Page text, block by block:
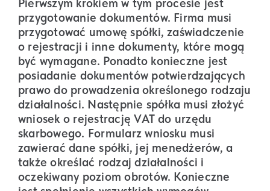
Pierwszym krokiem w tym procesie jest
przygotowanie dokumentów. Firma musi
przygotować umowę spółki, zaświadczenie
o rejestracji i inne dokumenty, które mogą
być wymagane. Ponadto konieczne jest
posiadanie dokumentów potwierdzających
prawo do prowadzenia określonego rodzaju
działalności. Następnie spółka musi złożyć
wniosek o rejestrację VAT do urzędu
skarbowego. Formularz wniosku musi
zawierać dane spółki, jej menedżerów, a
także określać rodzaj działalności i
oczekiwany poziom obrotów. Konieczne